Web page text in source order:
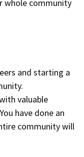
whole community
and starting a
valuable
have done an
community will